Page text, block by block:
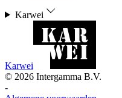
Karwei
Karwei
© 2026 Intergamma B.V.
-